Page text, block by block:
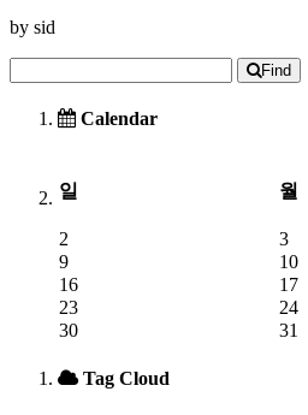
by sid
Find
Calendar
일
월
2
3
9
10
16
17
23
24
30
31
Tag Cloud